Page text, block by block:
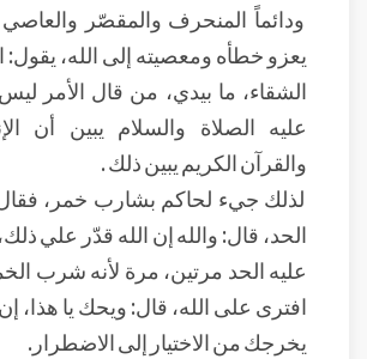
ودائماً المنحرف والمقصّر
يعزو خطأه ومعصيته إلى الله،
الشقاء، ما بيدي، من قال الأمر
عليه الصلاة والسلام يبين أن
والقرآن الكريم يبين ذلك .
لذلك جيء لحاكم بشارب خمر،
الحد، قال: والله إن الله قدّر علي
عليه الحد مرتين، مرة لأنه شرب
افترى على الله، قال: ويحك يا هذا،
يخرجك من الاختيار إلى الاضطرار.